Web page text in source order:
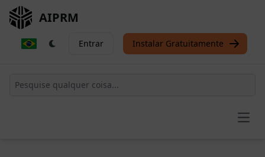
AIPRM
Entrar Instalar Gratuitamente